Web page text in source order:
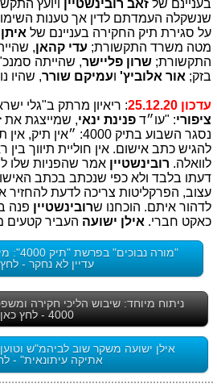
בעניינם של זאב רובינשטיין ויועץ
שנשקלה העמדתם לדין אך טענות
על סגירת תיק החקירה בעניינם של
מטה משרד התקשורת; עדי קהאן,
התקשורת; שרון פליישר, שהייתה
בזק; אור אלוביץ' ועמיקם שורר, שהיו
עדכון 25.12.20 : ריאיון מרתק ב"גלי
ציפורי: "עו״ד פנינת ינאי, שמייצגת את
להגיש כתב אישום. אין חוליית תיווך
לוואלה. רובינשטיין אמר שהפניות שלו
דעתו בלבד ולא כפי שנכתב בכתב
עצוב, הפרקליטות צריכה לדעת להחזיר
לדהור איתם. הוכחנו שרובינשטיין פנה
כאקט חברי. אילן ישועה העביר קטעים
"מורה
עדיין לא נחקר -
ניתוח מיוחד: שיבוש הליכי חקירה
4000 - לחץ כאן
אילן ישועה משקר שוב לביהמ"ש
אתיקה עיתונאית" -